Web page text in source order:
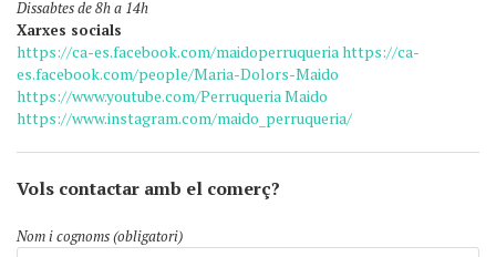
Dissabtes de 8h a 14h
Xarxes socials
https://ca-es.facebook.com/maidoperruqueriahttps://ca-
es.facebook.com/people/Maria-Dolors-Maido
https://www.youtube.com/Perruqueria Maido
https://www.instagram.com/maido_perruqueria/
Vols contactar amb el comerç?
Nom i cognoms (obligatori)